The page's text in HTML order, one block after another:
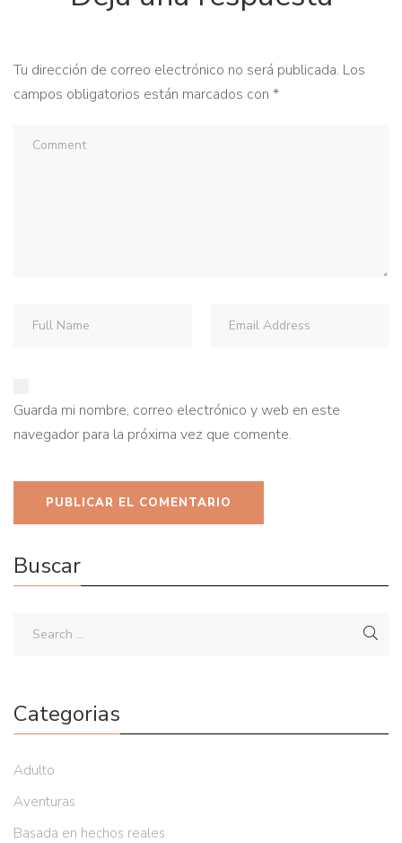
Tu dirección de correo electrónico no será publicada. Los
campos obligatorios están marcados con *
Guarda mi nombre, correo electrónico y web en este
navegador para la próxima vez que comente.
Buscar
Categorias
Adulto
Aventuras
Basada en hechos reales